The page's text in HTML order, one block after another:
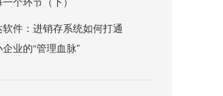
软件：进销存系统如何打通
业的“管理血脉”